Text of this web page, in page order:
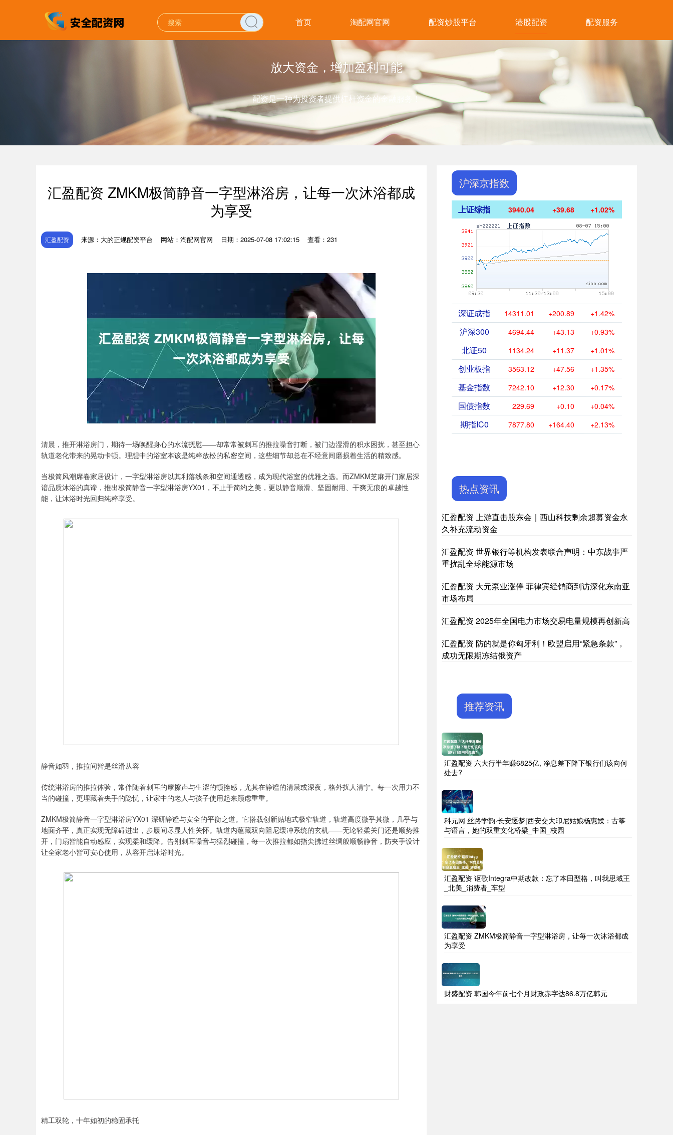
首页 淘配网官网 配资炒股平台 港股配资 配资服务
放大资金，增加盈利可能
配资是一种为投资者提供杠杆资金的金融服务！
汇盈配资 ZMKM极简静音一字型淋浴房，让每一次沐浴都成
为享受
汇盈配资 来源：大的正规配资平台 网站：淘配网官网 日期：2025-07-08 17:02:15 查看：231
清晨，推开淋浴房门，期待一场唤醒身心的水流抚慰——却常常被刺耳的推拉噪音打断，被门边湿滑的积水困扰，甚至担心
轨道老化带来的晃动卡顿。理想中的浴室本该是纯粹放松的私密空间，这些细节却总在不经意间磨损着生活的精致感。
当极简风潮席卷家居设计，一字型淋浴房以其利落线条和空间通透感，成为现代浴室的优雅之选。而ZMKM芝麻开门家居深
谙品质沐浴的真谛，推出极简静音一字型淋浴房YX01，不止于简约之美，更以静音顺滑、坚固耐用、干爽无痕的卓越性
能，让沐浴时光回归纯粹享受。
静音如羽，推拉间皆是丝滑从容
传统淋浴房的推拉体验，常伴随着刺耳的摩擦声与生涩的顿挫感，尤其在静谧的清晨或深夜，格外扰人清宁。每一次用力不
当的碰撞，更埋藏着夹手的隐忧，让家中的老人与孩子使用起来顾虑重重。
ZMKM极简静音一字型淋浴房YX01 深研静谧与安全的平衡之道。它搭载创新贴地式极窄轨道，轨道高度微乎其微，几乎与
地面齐平，真正实现无障碍进出，步履间尽显人性关怀。轨道内蕴藏双向阻尼缓冲系统的玄机——无论轻柔关门还是顺势推
开，门扇皆能自动感应，实现柔和缓降。告别刺耳噪音与猛烈碰撞，每一次推拉都如指尖拂过丝绸般顺畅静音，防夹手设计
让全家老小皆可安心使用，从容开启沐浴时光。
精工双轮，十年如初的稳固承托
沪深京指数
上证综指 3940.04 +39.68 +1.02%
深证成指 14311.01 +200.89 +1.42%
沪深300 4694.44 +43.13 +0.93%
北证50 1134.24 +11.37 +1.01%
创业板指 3563.12 +47.56 +1.35%
基金指数 7242.10 +12.30 +0.17%
国债指数 229.69 +0.10 +0.04%
期指IC0 7877.80 +164.40 +2.13%
热点资讯
汇盈配资 上游直击股东会｜西山科技剩余超募资金永
久补充流动资金
汇盈配资 世界银行等机构发表联合声明：中东战事严
重扰乱全球能源市场
汇盈配资 大元泵业涨停 菲律宾经销商到访深化东南亚
市场布局
汇盈配资 2025年全国电力市场交易电量规模再创新高
汇盈配资 防的就是你匈牙利！欧盟启用“紧急条款”，
成功无限期冻结俄资产
推荐资讯
汇盈配资 六大行半年赚6825亿, 净息差下降下银行们该向何
处去?
科元网 丝路学韵·长安逐梦|西安交大印尼姑娘杨惠媃：古筝
与语言，她的双重文化桥梁_中国_校园
汇盈配资 讴歌Integra中期改款：忘了本田型格，叫我思域王
_北美_消费者_车型
汇盈配资 ZMKM极简静音一字型淋浴房，让每一次沐浴都成
为享受
财盛配资 韩国今年前七个月财政赤字达86.8万亿韩元